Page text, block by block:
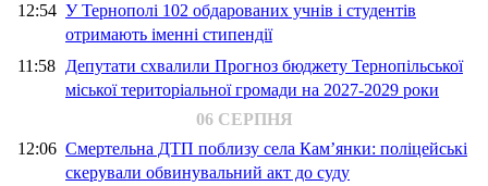
12:54 У Тернополі 102 обдарованих учнів і студентів
отримають іменні стипендії
11:58 Депутати схвалили Прогноз бюджету Тернопільської
міської територіальної громади на 2027-2029 роки
06 СЕРПНЯ
12:06 Смертельна ДТП поблизу села Кам’янки: поліцейські
скерували обвинувальний акт до суду